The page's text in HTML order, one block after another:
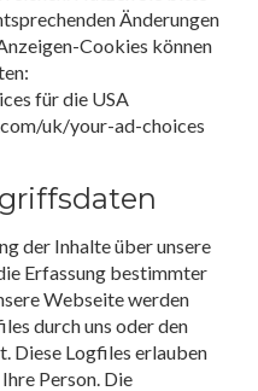
Änderungen
Cookies können
für die USA
uk/your-ad-choices
der Inhalte über unsere
Erfassung bestimmter
Webseite werden
durch uns oder den
Diese Logfiles erlauben
Person. Die